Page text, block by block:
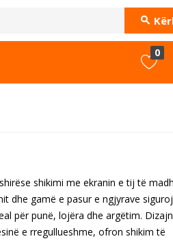
0
shikimi me ekranin e tij të
dhe gamë e pasur e ngjyrave
për punë, lojëra dhe argëtim.
e rregullueshme, ofron shikim të